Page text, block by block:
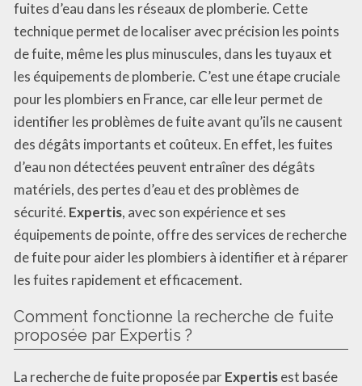
fuites d’eau dans les réseaux de plomberie. Cette
technique permet de localiser avec précision les points
de fuite, même les plus minuscules, dans les tuyaux et
les équipements de plomberie. C’est une étape cruciale
pour les plombiers en France, car elle leur permet de
identifier les problèmes de fuite avant qu’ils ne causent
des dégâts importants et coûteux. En effet, les fuites
d’eau non détectées peuvent entraîner des dégâts
matériels, des pertes d’eau et des problèmes de
sécurité. Expertis, avec son expérience et ses
équipements de pointe, offre des services de recherche
de fuite pour aider les plombiers à identifier et à réparer
les fuites rapidement et efficacement.
Comment fonctionne la recherche de fuite
proposée par Expertis ?
La recherche de fuite proposée parExpertisest basée